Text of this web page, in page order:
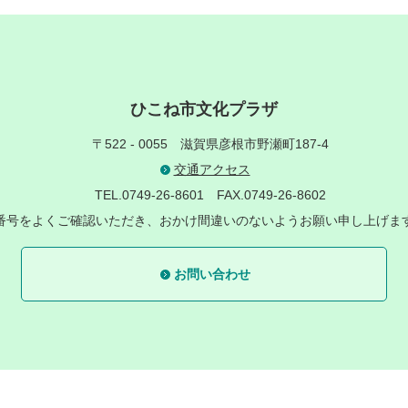
ひこね市文化プラザ
〒522 - 0055 滋賀県彦根市野瀬町187-4
交通アクセス
TEL.0749-26-8601 FAX.0749-26-8602
をよくご確認いただき、おかけ間違いのないようお願い申し上げま
お問い合わせ